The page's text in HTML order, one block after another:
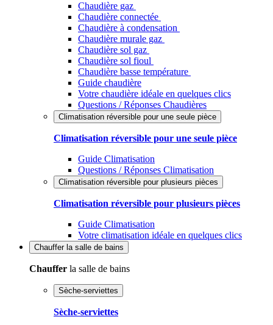
Chaudière gaz
Chaudière connectée
Chaudière à condensation
Chaudière murale gaz
Chaudière sol gaz
Chaudière sol fioul
Chaudière basse température
Guide chaudière
Votre chaudière idéale en quelques clics
Questions / Réponses Chaudières
Climatisation réversible pour une seule pièce
Climatisation réversible pour une seule pièce
Guide Climatisation
Questions / Réponses Climatisation
Climatisation réversible pour plusieurs pièces
Climatisation réversible pour plusieurs pièces
Guide Climatisation
Votre climatisation idéale en quelques clics
Chauffer la salle de bains
Chauffer la salle de bains
Sèche-serviettes
Sèche-serviettes